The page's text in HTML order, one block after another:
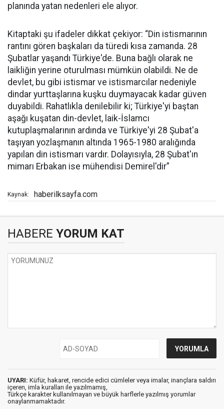
planında yatan nedenleri ele alıyor.
Kitaptaki şu ifadeler dikkat çekiyor: “Din istismarının
rantını gören başkaları da türedi kısa zamanda. 28
Şubatlar yaşandı Türkiye'de. Buna bağlı olarak ne
laikliğin yerine oturulması mümkün olabildi. Ne de
devlet, bu gibi istismar ve istismarcılar nedeniyle
dindar yurttaşlarına kuşku duymayacak kadar güven
duyabildi. Rahatlıkla denilebilir ki; Türkiye'yi baştan
aşağı kuşatan din-devlet, laik-İslamcı
kutuplaşmalarının ardında ve Türkiye'yi 28 Şubat'a
taşıyan yozlaşmanın altında 1965-1980 aralığında
yapılan din istismarı vardır. Dolayısıyla, 28 Şubat'ın
mimarı Erbakan ise mühendisi Demirel'dir”
Kaynak: haberilksayfa.com
HABERE YORUM KAT
UYARI: Küfür, hakaret, rencide edici cümleler veya imalar, inançlara saldırı
içeren, imla kuralları ile yazılmamış,
Türkçe karakter kullanılmayan ve büyük harflerle yazılmış yorumlar
onaylanmamaktadır.